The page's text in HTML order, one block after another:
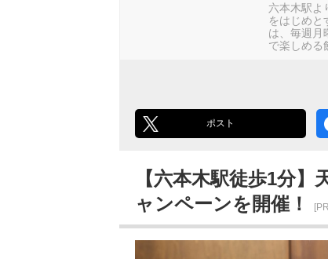
六本木駅よ
をはじめと
は、毎週月
で楽しめる
ポスト
【六本木駅徒歩1分
ャンペーンを開催！